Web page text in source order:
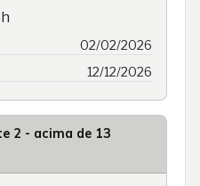
02/02/2026
12/12/2026
2 - acima de 13